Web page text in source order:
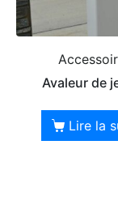
Avaleur de
Lire la